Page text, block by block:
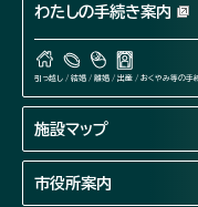
わたしの手続き案内
引っ越し / 結婚 / 離婚 / 出産 / おくやみ等の手続
施設マップ
市役所案内